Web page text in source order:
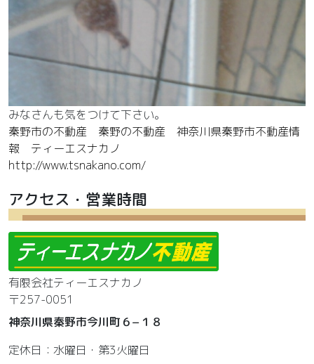
みなさんも気をつけて下さい。
秦野市の不動産 秦野の不動産 神奈川県秦野市不動産情
報 ティーエスナカノ
http://www.tsnakano.com/
アクセス・営業時間
有限会社ティーエスナカノ
〒257-0051
神奈川県秦野市今川町６−１８
定休日：水曜日・第3火曜日